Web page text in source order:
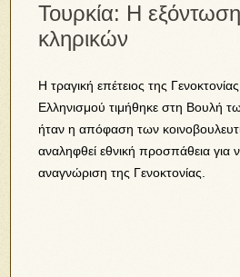
Τουρκία: Η
κληρικών
Η τραγική επέτειος της
Ελληνισμού τιμήθηκε στη Βουλή
ήταν η απόφαση των
αναληφθεί εθνική προσπάθεια για
αναγνώριση της Γενοκτονίας.